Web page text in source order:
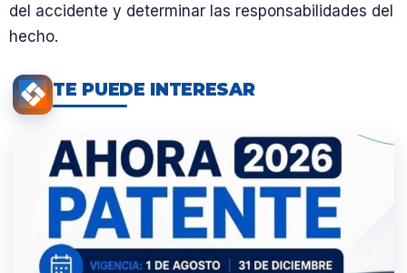
del accidente y determinar las responsabilidades del
hecho.
TE PUEDE INTERESAR